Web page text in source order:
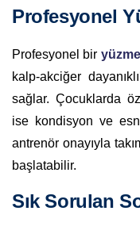
Profesyonel
Profesyonel bir
kalp-akciğer
sağlar. Çocuklarda
ise kondisyon ve
antrenör onayıyla
başlatabilir.
Sık Sorulan